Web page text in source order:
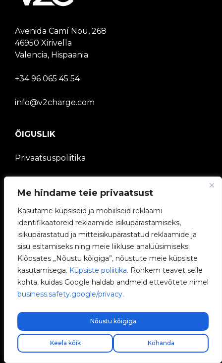
Me hindame teie privaatsust
Kasutame küpsiseid ja mobiilseid reklaami
identifikaatoreid reklaamide isikupärastamiseks,
isikupärastatud ja mitteisikupärastatud reklaamide ja
sisu esitamiseks ning meie liikluse analüüsimiseks.
Klõpsates „Nõustu kõigiga”, nõustute meie küpsiste
kasutamisega. Küpsiste poliitika. Rohkem teavet selle
kohta, kuidas Google haldab andmeid ettevõtete nimel
business.safety.google/privacy.
Kohanda
Keela kõik
Nõustu kõigiga
Avenida Camí Nou, 268
46950 Xirivella
Valencia, Hispaania
+34 96 065 45 54
info@v2charge.com
ÕIGUSLIK
Privaatsuspoliitika
Halda küpsiseid
V2C kogukond